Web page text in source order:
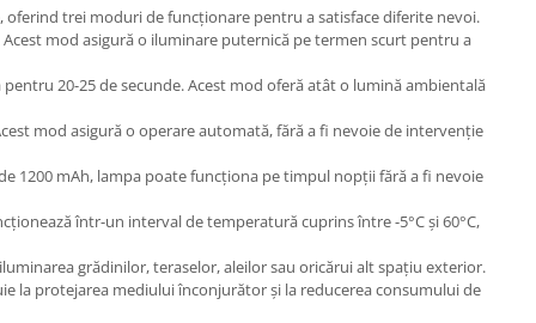
oferind trei moduri de funcționare pentru a satisface diferite nevoi.
mod asigură o iluminare puternică pe termen scurt pentru a
20-25 de secunde. Acest mod oferă atât o lumină ambientală
mod asigură o operare automată, fără a fi nevoie de intervenție
1200 mAh, lampa poate funcționa pe timpul nopții fără a fi nevoie
într-un interval de temperatură cuprins între -5°C și 60°C,
grădinilor, teraselor, aleilor sau oricărui alt spațiu exterior.
la protejarea mediului înconjurător și la reducerea consumului de